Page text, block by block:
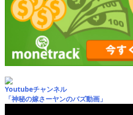
Youtubeチャンネル
「神秘の嫁さーヤンのバズ動画」